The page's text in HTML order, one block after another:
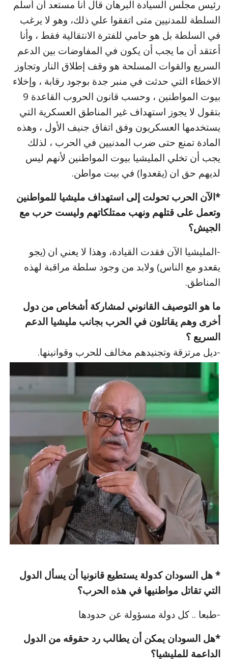
رئيس مجلس السيادة البرهان قال أنا مستعد أن أسلم
السلطة للمدنيين متى اتفقوا علي ذلك، وهو لا يرغب
في السلطة بل هو حامي للفترة الانتقالية فقط ، وأنا
أعتقد أن ما يجب أن يكون في المفاوضات بين الدعم
السريع والقوات المسلحة هو وقف إطلاق النار وتجاوز
الاخطاء التي حدثت في منبر جدة بوجود رقابة ، وإخلاء
بيوت المواطنين ، وحسب قانون الحروب القاعدة 9
بتقول لا يجوز استهداف غير المناطق العسكرية التي
يستخدمها العسكريون وفق اتفاق جنيف الأول ، وهذه
المادة تمنع حتى ضرب المدنيين في الحرب ، لذلك
يجب أن تخلي المليشيا بيوت المواطنين لأنهم ليس
لديهم حق ان (يقعدوا) في بيت مواطن.
*الآن الحرب تحولت إلى استهداف مليشيا للمواطنين
وتعمل على قتلهم ونهب ممتلكاتهم وليست حرب مع
الجيش؟
-المليشيا الآن فقدت القيادة، وهذا لا يعني ان (يجو
يقعدو مع الناس) ولابد من وجود سلطة مراقبة لهذه
المناطق.
ما هو التوصيف القانوني لمشاركة أشخاص من دول
أخرى وهم يقاتلون في الحرب بجانب مليشيا الدعم
السريع ؟
-ديل مرتزقة وتجنيدهم مخالف للحرب وقوانينها.
* هل السودان كدولة يستطيع قانونيا أن يسأل الدول
التي تقاتل مواطنيها في هذه الحرب؟
-طبعا .. كل دولة مسؤولة عن حدودها
*هل السودان يمكن أن يطالب رد حقوقه من الدول
الداعمة للمليشيا؟